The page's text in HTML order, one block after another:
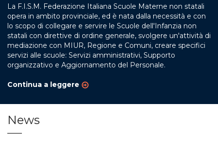
La F.I.S.M. Federazione Italiana Scuole Materne non statali
opera in ambito provinciale, ed è nata dalla necessità e con
lo scopo di collegare e servire le Scuole dell'Infanzia non
statali con direttive di ordine generale, svolgere un'attività di
mediazione con MIUR, Regione e Comuni, creare specifici
servizi alle scuole: Servizi amministrativi, Supporto
organizzativo e Aggiornamento del Personale.
Continua a leggere
News